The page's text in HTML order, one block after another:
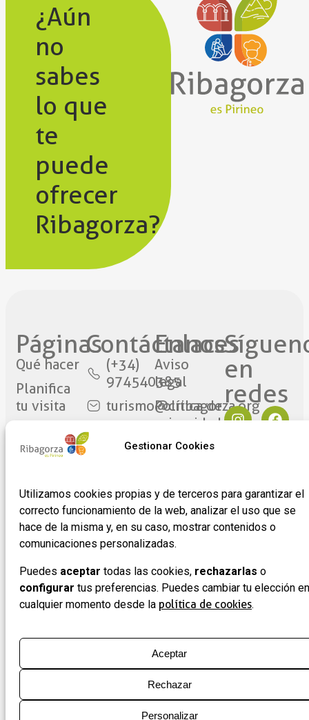
Gestionar Cookies
Utilizamos cookies propias y de terceros para garantizar el
correcto funcionamiento de la web, analizar el uso que se
hace de la misma y, en su caso, mostrar contenidos o
comunicaciones personalizadas.
Puedes aceptar todas las cookies, rechazarlas o
configurar tus preferencias. Puedes cambiar tu elección en
cualquier momento desde la política de cookies.
Aceptar
Rechazar
Personalizar
¿Aún
no
sabes
lo que
te
puede
ofrecer
Ribagorza?
Páginas
Qué hacer
Planifica
tu visita
eres tú
Contáctanos​
(+34)
974540385
turismo@cribagorza.org
Mayor
Graus
(Huesca)
Enlaces
Aviso
legal
Política de
privacidad
Política de
Formulario
de
adhesión
de
en
redes​